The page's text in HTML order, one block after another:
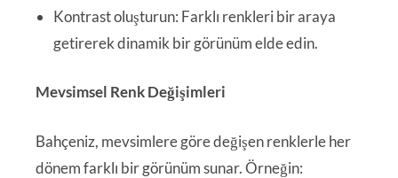
Kontrast oluşturun: Farklı renkleri bir araya
getirerek dinamik bir görünüm elde edin.
Mevsimsel Renk Değişimleri
Bahçeniz, mevsimlere göre değişen renklerle her
dönem farklı bir görünüm sunar. Örneğin: